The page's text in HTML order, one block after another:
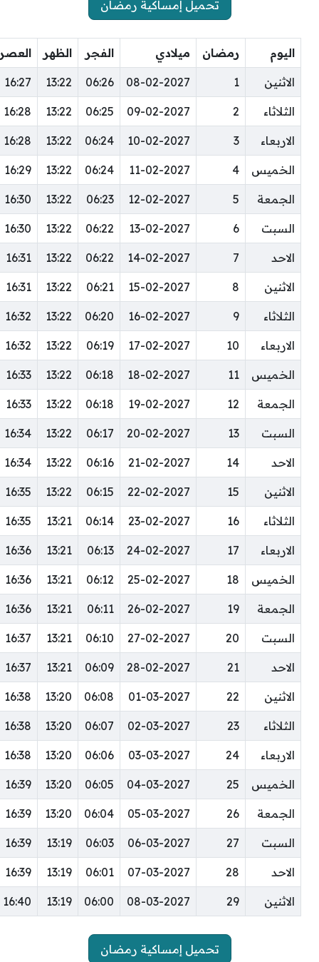
تحميل إمساكية رمضان
اليوم رمضان ميلادي الفجر الظهر العصر
الاثنين 1
08-02-2027
06:26
13:22
16:27
الثلاثاء 2
09-02-2027
06:25
13:22
16:28
الاربعاء 3
10-02-2027
06:24
13:22
16:28
الخميس 4
11-02-2027
06:24
13:22
16:29
الجمعة 5
12-02-2027
06:23
13:22
16:30
السبت 6
13-02-2027
06:22
13:22
16:30
الاحد 7
14-02-2027
06:22
13:22
16:31
الاثنين 8
15-02-2027
06:21
13:22
16:31
الثلاثاء 9
16-02-2027
06:20
13:22
16:32
الاربعاء 10
17-02-2027
06:19
13:22
16:32
الخميس 11
18-02-2027
06:18
13:22
16:33
الجمعة 12
19-02-2027
06:18
13:22
16:33
السبت 13
20-02-2027
06:17
13:22
16:34
الاحد 14
21-02-2027
06:16
13:22
16:34
الاثنين 15
22-02-2027
06:15
13:22
16:35
الثلاثاء 16
23-02-2027
06:14
13:21
16:35
الاربعاء 17
24-02-2027
06:13
13:21
16:36
الخميس 18
25-02-2027
06:12
13:21
16:36
الجمعة 19
26-02-2027
06:11
13:21
16:36
السبت 20
27-02-2027
06:10
13:21
16:37
الاحد 21
28-02-2027
06:09
13:21
16:37
الاثنين 22
01-03-2027
06:08
13:20
16:38
الثلاثاء 23
02-03-2027
06:07
13:20
16:38
الاربعاء 24
03-03-2027
06:06
13:20
16:38
الخميس 25
04-03-2027
06:05
13:20
16:39
الجمعة 26
05-03-2027
06:04
13:20
16:39
السبت 27
06-03-2027
06:03
13:19
16:39
الاحد 28
07-03-2027
06:01
13:19
16:39
الاثنين 29
08-03-2027
06:00
13:19
16:40
تحميل إمساكية رمضان